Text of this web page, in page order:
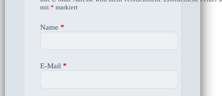
mit * markiert
Name *
E-Mail *